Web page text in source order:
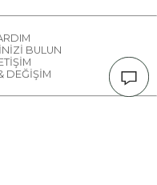
BULUN
DEĞİŞİM